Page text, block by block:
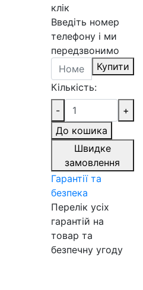
клік
Введіть номер
телефону і ми
передзвонимо
Купити
Кількість:
-
+
До кошика
Швидке
замовлення
Гарантії та
безпека
Перелік усіх
гарантій на
товар та
безпечну угоду